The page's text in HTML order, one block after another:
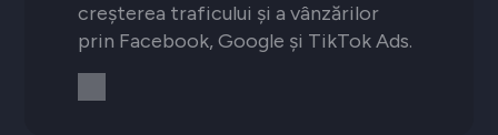
creșterea traficului și a vânzărilor
prin Facebook, Google și TikTok Ads.